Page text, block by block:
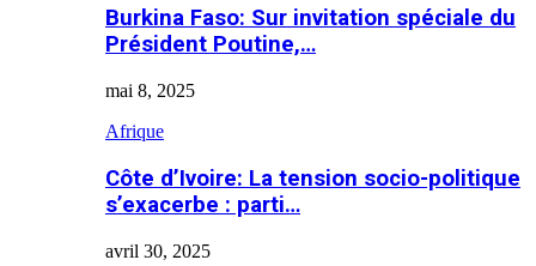
Burkina Faso: Sur invitation spéciale du
Président Poutine,…
mai 8, 2025
Afrique
Côte d’Ivoire: La tension socio-politique
s’exacerbe : parti…
avril 30, 2025